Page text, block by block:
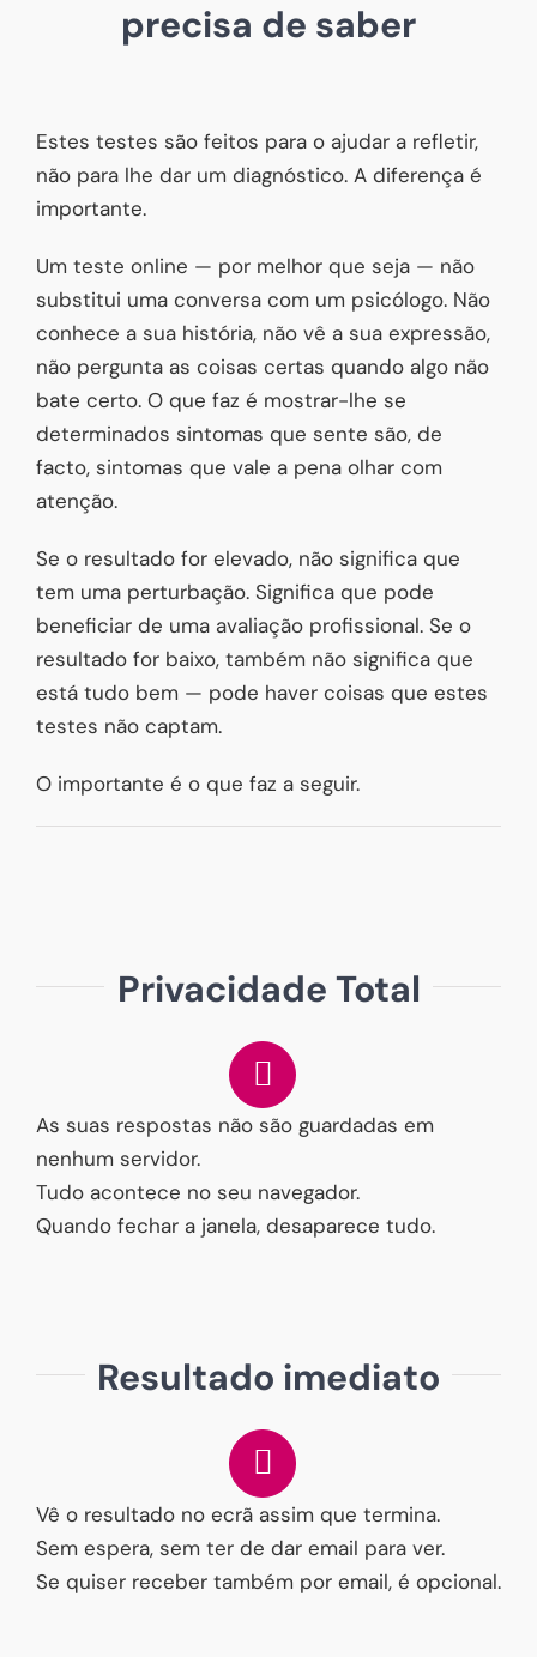
precisa de saber
Estes testes são feitos para o ajudar a refletir,
não para lhe dar um diagnóstico. A diferença é
importante.
Um teste online — por melhor que seja — não
substitui uma conversa com um psicólogo. Não
conhece a sua história, não vê a sua expressão,
não pergunta as coisas certas quando algo não
bate certo. O que faz é mostrar-lhe se
determinados sintomas que sente são, de
facto, sintomas que vale a pena olhar com
atenção.
Se o resultado for elevado, não significa que
tem uma perturbação. Significa que pode
beneficiar de uma avaliação profissional. Se o
resultado for baixo, também não significa que
está tudo bem — pode haver coisas que estes
testes não captam.
O importante é o que faz a seguir.
Privacidade Total
As suas respostas não são guardadas em
nenhum servidor.
Tudo acontece no seu navegador.
Quando fechar a janela, desaparece tudo.
Resultado imediato
Vê o resultado no ecrã assim que termina.
Sem espera, sem ter de dar email para ver.
Se quiser receber também por email, é opcional.